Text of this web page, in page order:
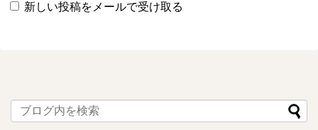
新しい投稿をメールで受け取る